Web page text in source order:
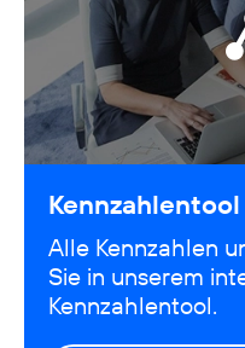
Kennzahlentool
Alle Kennzahlen
Sie in unserem
Kennzahlentool.